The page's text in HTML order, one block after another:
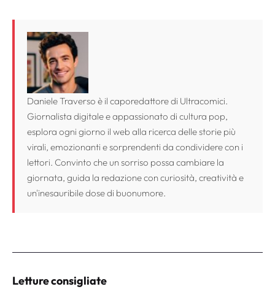
Daniele Traverso è il caporedattore di Ultracomici.
Giornalista digitale e appassionato di cultura pop,
esplora ogni giorno il web alla ricerca delle storie più
virali, emozionanti e sorprendenti da condividere con i
lettori. Convinto che un sorriso possa cambiare la
giornata, guida la redazione con curiosità, creatività e
un'inesauribile dose di buonumore.
Letture consigliate